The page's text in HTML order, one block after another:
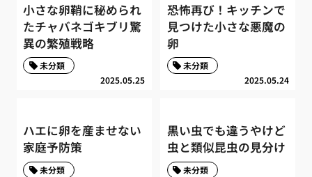
小さな卵鞘に秘められ
たチャバネゴキブリ驚
異の繁殖戦略
2025.05.25
未分類
恐怖再び！キッチンで
見つけた小さな悪魔の
卵
2025.05.24
未分類
ハエに卵を産ませない
家庭予防策
未分類
黒い虫でも違うやけど
虫と類似昆虫の見分け
未分類